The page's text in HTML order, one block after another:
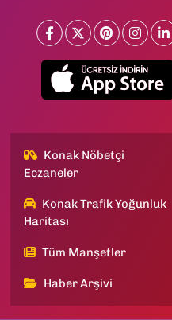
Konak Nöbetçi
Eczaneler
Konak Trafik Yoğunluk
Haritası
Tüm Manşetler
Haber Arşivi